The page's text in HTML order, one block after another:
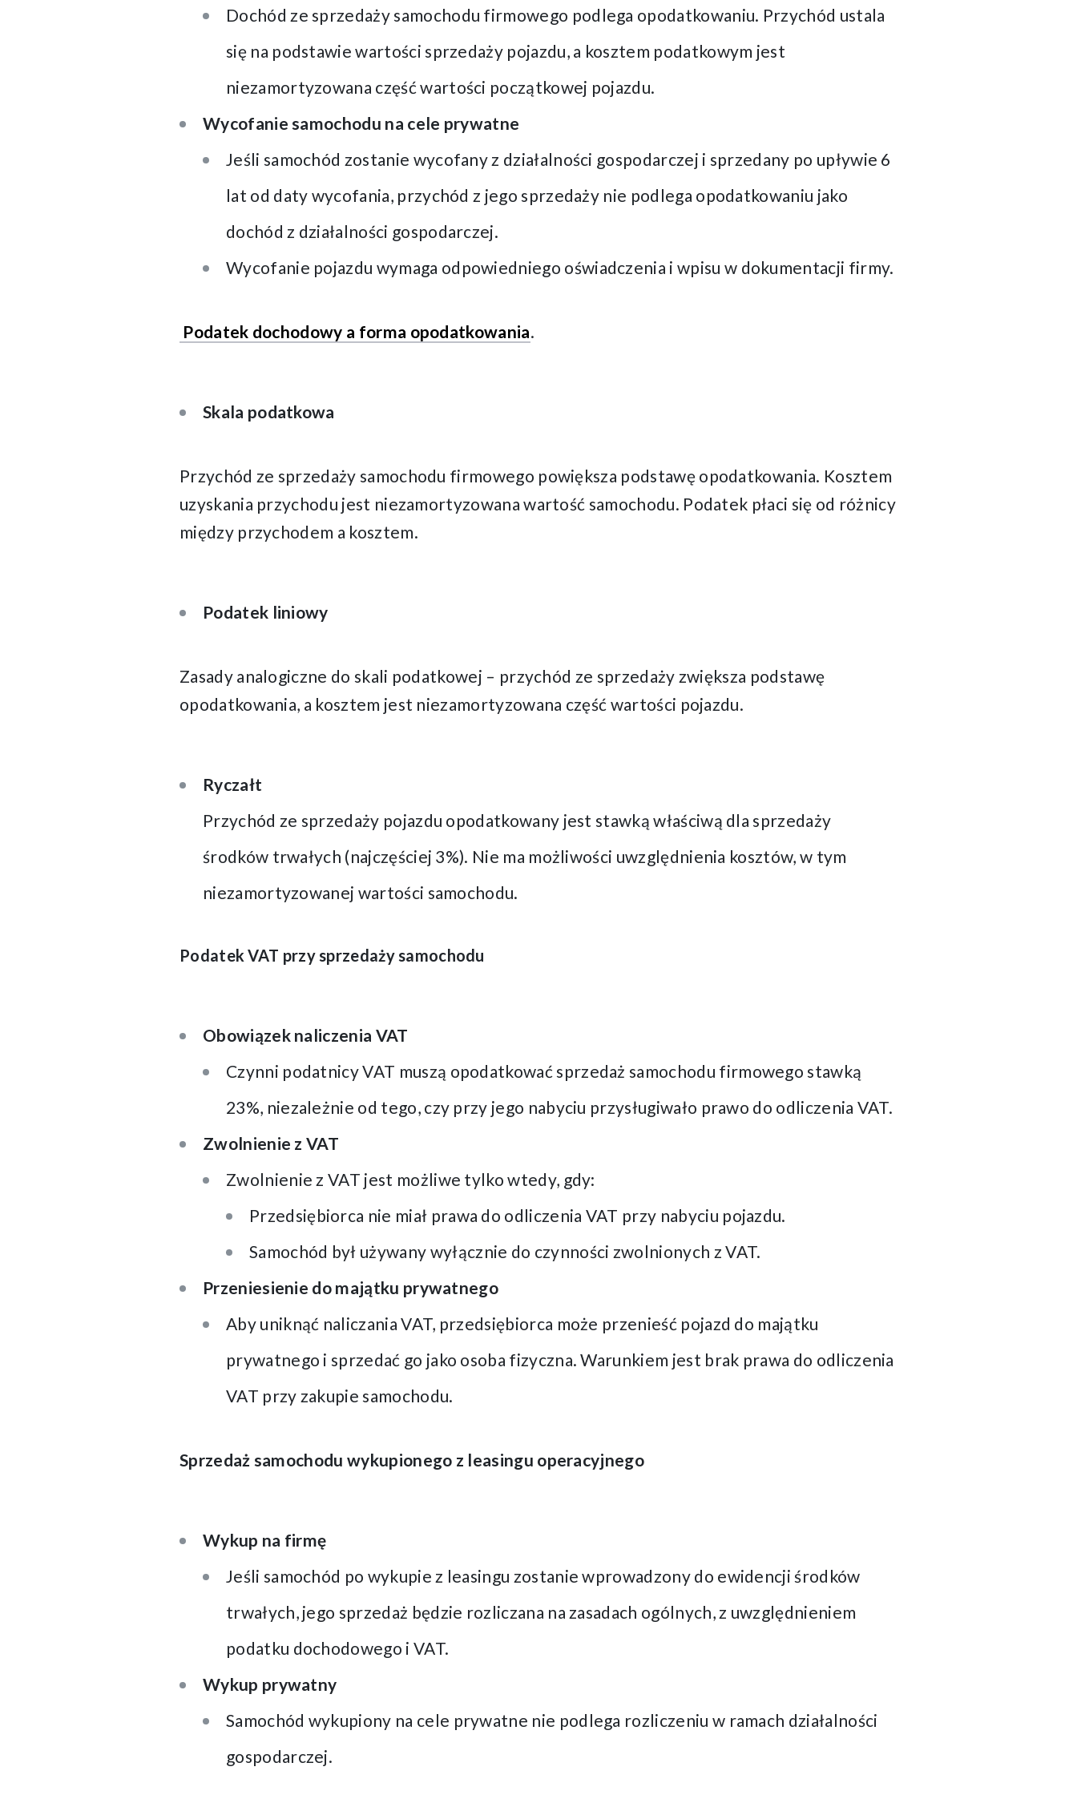
Dochód ze sprzedaży samochodu firmowego podlega opodatkowaniu. Przychód ustala
się na podstawie wartości sprzedaży pojazdu, a kosztem podatkowym jest
niezamortyzowana część wartości początkowej pojazdu.
Wycofanie samochodu na cele prywatne
Jeśli samochód zostanie wycofany z działalności gospodarczej i sprzedany po upływie 6
lat od daty wycofania, przychód z jego sprzedaży nie podlega opodatkowaniu jako
dochód z działalności gospodarczej.
Wycofanie pojazdu wymaga odpowiedniego oświadczenia i wpisu w dokumentacji firmy.
Podatek dochodowy a forma opodatkowania.
Skala podatkowa
Przychód ze sprzedaży samochodu firmowego powiększa podstawę opodatkowania. Kosztem
uzyskania przychodu jest niezamortyzowana wartość samochodu. Podatek płaci się od różnicy
między przychodem a kosztem.
Podatek liniowy
Zasady analogiczne do skali podatkowej – przychód ze sprzedaży zwiększa podstawę
opodatkowania, a kosztem jest niezamortyzowana część wartości pojazdu.
Ryczałt
Przychód ze sprzedaży pojazdu opodatkowany jest stawką właściwą dla sprzedaży
środków trwałych (najczęściej 3%). Nie ma możliwości uwzględnienia kosztów, w tym
niezamortyzowanej wartości samochodu.
Podatek VAT przy sprzedaży samochodu
Obowiązek naliczenia VAT
Czynni podatnicy VAT muszą opodatkować sprzedaż samochodu firmowego stawką
23%, niezależnie od tego, czy przy jego nabyciu przysługiwało prawo do odliczenia VAT.
Zwolnienie z VAT
Zwolnienie z VAT jest możliwe tylko wtedy, gdy:
Przedsiębiorca nie miał prawa do odliczenia VAT przy nabyciu pojazdu.
Samochód był używany wyłącznie do czynności zwolnionych z VAT.
Przeniesienie do majątku prywatnego
Aby uniknąć naliczania VAT, przedsiębiorca może przenieść pojazd do majątku
prywatnego i sprzedać go jako osoba fizyczna. Warunkiem jest brak prawa do odliczenia
VAT przy zakupie samochodu.
Sprzedaż samochodu wykupionego z leasingu operacyjnego
Wykup na firmę
Jeśli samochód po wykupie z leasingu zostanie wprowadzony do ewidencji środków
trwałych, jego sprzedaż będzie rozliczana na zasadach ogólnych, z uwzględnieniem
podatku dochodowego i VAT.
Wykup prywatny
Samochód wykupiony na cele prywatne nie podlega rozliczeniu w ramach działalności
gospodarczej.